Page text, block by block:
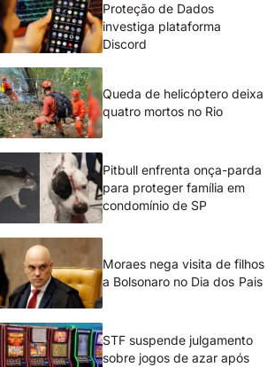
Proteção de Dados
investiga plataforma
Discord
Queda de helicóptero deixa
quatro mortos no Rio
Pitbull enfrenta onça-parda
para proteger família em
condomínio de SP
Moraes nega visita de filhos
a Bolsonaro no Dia dos Pais
STF suspende julgamento
sobre jogos de azar após